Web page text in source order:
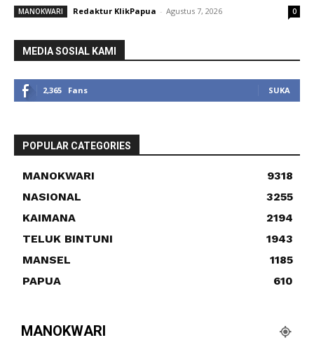
MANOKWARI Redaktur KlikPapua - Agustus 7, 2026 0
MEDIA SOSIAL KAMI
2,365 Fans SUKA
POPULAR CATEGORIES
MANOKWARI
9318
NASIONAL
3255
KAIMANA
2194
TELUK BINTUNI
1943
MANSEL
1185
PAPUA
610
MANOKWARI